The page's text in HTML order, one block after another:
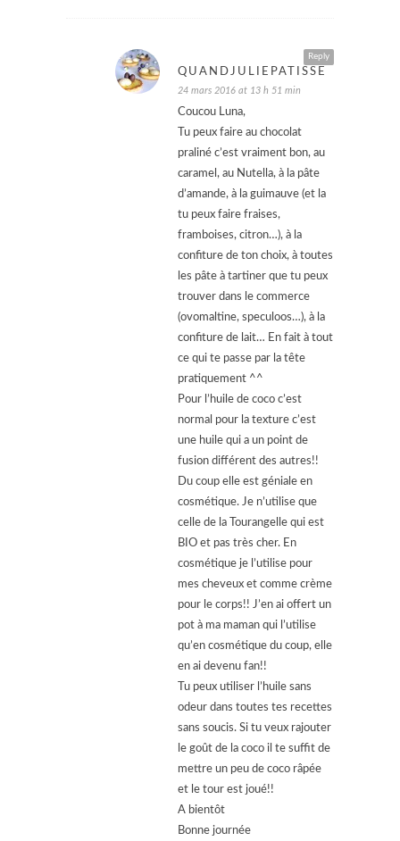
Reply
QUANDJULIEPATISSE
24 mars 2016 at 13 h 51 min
Coucou Luna,
Tu peux faire au chocolat
praliné c’est vraiment bon, au
caramel, au Nutella, à la pâte
d’amande, à la guimauve (et la
tu peux faire fraises,
framboises, citron…), à la
confiture de ton choix, à toutes
les pâte à tartiner que tu peux
trouver dans le commerce
(ovomaltine, speculoos…), à la
confiture de lait… En fait à tout
ce qui te passe par la tête
pratiquement ^^
Pour l’huile de coco c’est
normal pour la texture c’est
une huile qui a un point de
fusion différent des autres!!
Du coup elle est géniale en
cosmétique. Je n’utilise que
celle de la Tourangelle qui est
BIO et pas très cher. En
cosmétique je l’utilise pour
mes cheveux et comme crème
pour le corps!! J’en ai offert un
pot à ma maman qui l’utilise
qu’en cosmétique du coup, elle
en ai devenu fan!!
Tu peux utiliser l’huile sans
odeur dans toutes tes recettes
sans soucis. Si tu veux rajouter
le goût de la coco il te suffit de
mettre un peu de coco râpée
et le tour est joué!!
A bientôt
Bonne journée